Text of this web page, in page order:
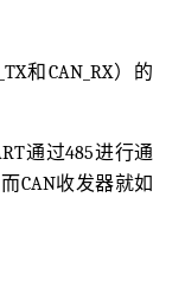
和CAN_RX）的
通过485进行通
CAN收发器就如